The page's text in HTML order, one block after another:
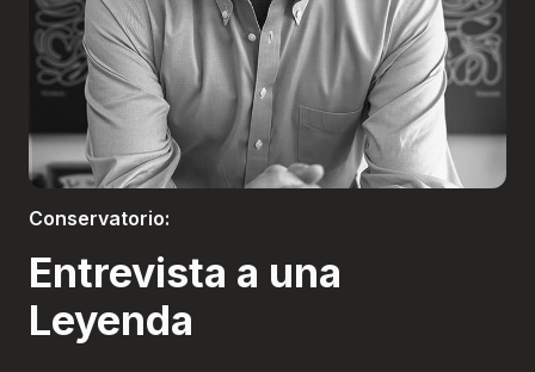
Conservatorio:
Entrevista a una
Leyenda